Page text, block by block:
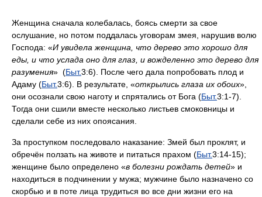
Женщина сначала колебалась, боясь смерти за свое
ослушание, но потом поддалась уговорам змея, нарушив волю
Господа: «И увидела женщина, что дерево это хорошо для
еды, и что услада оно для глаз, и вожделенно это дерево для
разумения» (Быт.3:6). После чего дала попробовать плод и
Адаму (Быт.3:6). В результате, «открылись глаза их обоих»,
они осознали свою наготу и спрятались от Бога (Быт.3:1-7).
Тогда они сшили вместе несколько листьев смоковницы и
сделали себе из них опоясания.
За проступком последовало наказание: Змей был проклят, и
обречён ползать на животе и питаться прахом (Быт.3:14-15);
женщине было определено «в болезни рождать детей» и
находиться в подчинении у мужа; мужчине было назначено со
скорбью и в поте лица трудиться во все дни жизни его на